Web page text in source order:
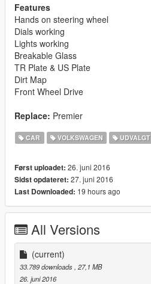
Features
Hands on steering wheel
Dials working
Lights working
Breakable Glass
TR Plate & US Plate
Dirt Map
Front Wheel Drive
Replace: Premier
CAR VOLKSWAGEN UDVALGT
Først uploadet: 26. juni 2016
Sidst opdateret: 27. juni 2016
Last Downloaded: 19 hours ago
All Versions
(current)
33.789 downloads , 27,1 MB
26. juni 2016